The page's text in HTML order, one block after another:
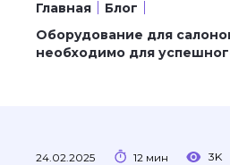
Главная
Блог
Оборудование для
необходимо для
24.02.2025 12 мин 3K